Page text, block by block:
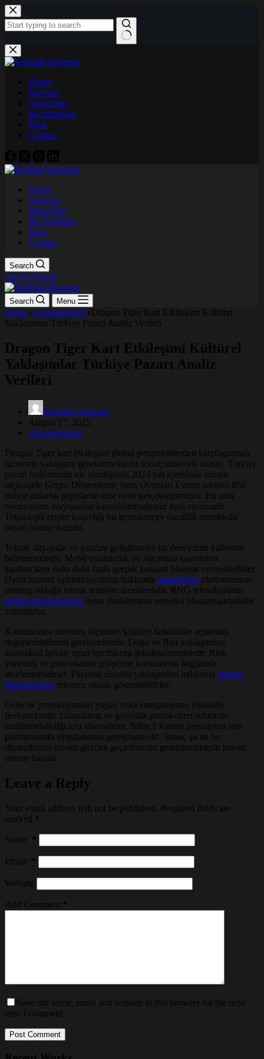
Home
Services
About Me
My Portfolio
Blog
Contact
Home
Services
About Me
My Portfolio
Blog
Contact
Search
LET'S TALK
Search Menu
Home Uncategorized
Dragon Tiger Kart Etkileşimi Kültürel
Yaklaşımlar Türkiye Pazarı Analiz Verileri
Dragon Tiger Kart Etkileşimi Kültürel
Yaklaşımlar Türkiye Pazarı Analiz
Verileri
Kehinde Ilesanmi
August 27, 2025
Uncategorized
Dragon Tiger kart etkileşimi global perspektiflerden karşılaştırmalı
inceleme yaklaşımı gerektirmektedir sonuç itibarıyla olarak. Türkiye
pazarı bağlamında ele alındığında 2024 yılı içerisinde dünya
ölçüsünde Geçen Dönemlerde Şans Oyunları Evreni sektörü 850
milyar dolarlık popülarite elde etme gerçekleştirmiştir. Bu artış
oyuncuların arayışından kaynaklanmaktadır aynı eşzamanlı.
Teknolojik erişim kolaylığı bu genişlemeye öncülük etmektedir
hayati öneme haizdir.
Teknik altyapılar ve yazılım geliştirmeler bu deneyimin kalitesini
belirlemektedir. Mobil uyumluluk ve algoritma tasarımları
katılımcılara daha daha fazla gerçek zamanlı hissiyat vermektedirler.
Oyun motoru optimizasyonları hakkında matadorbet platformunun
sunmuş olduğu teknik temeller incelenebilir. RNG teknolojisinin
adalet mekanizmaları oyun denkleminin temelini oluşturmaktadırlar
zorunludur.
Katılımcılara davranış biçimleri kültürel farklılıklar açısından
değerlendirilmesi gerekmektedir. Doğu ve Batı yaklaşımları
arasındaki farklar oyun tercihlerini şekillendirmektedir. Risk
yönetimi ve plan tasarım geliştirme konuları bu bağlamda
incelenmelidirler. Finansal disiplin yaklaşımları hakkında hukuki
düzenlemelerreferans olarak gösterilebilirler.
Gelecek projeksiyonları yapay zeka entegrasyonu yönünde
ilerlemektedir. Lisanslama ve güvenlik protokolleri sektörün
sürdürülebilirliği için elzemdirler. Bilinçli katılım prensipleri tüm
platformlarda uygulanması gerekmektedir. Sonuç şu an bu
dinamiklerin sürekli gözden geçirilmesini gerektirmektedir hayati
öneme haizdir.
Leave a Reply
Your email address will not be published.
Required fields are
marked
Name *
Email *
Website
Add Comment *
Save my name, email and website in this browser for the next
time I comment.
Post Comment